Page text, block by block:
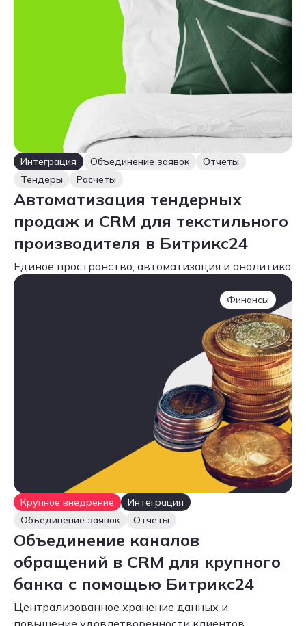
Интеграция Объединение заявок
Отчеты
Тендеры
Расчеты
Автоматизация тендерных
продаж и CRM для текстильного
производителя в Битрикс24
Единое пространство, автоматизация и аналитика
Финансы
Крупное внедрение
Интеграция
Объединение заявок
Отчеты
Объединение каналов
обращений в CRM для крупного
банка с помощью Битрикс24
Централизованное хранение данных и
повышение удовлетворенности клиентов